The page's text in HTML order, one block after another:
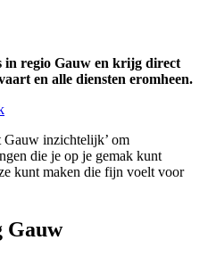
regio Gauw en krijg direct
en alle diensten eromheen.
inzichtelijk’ om
die je op je gemak kunt
kunt maken die fijn voelt voor
Gauw